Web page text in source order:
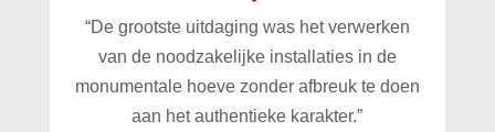
“De grootste uitdaging was het verwerken
van de noodzakelijke installaties in de
monumentale hoeve zonder afbreuk te doen
aan het authentieke karakter.”